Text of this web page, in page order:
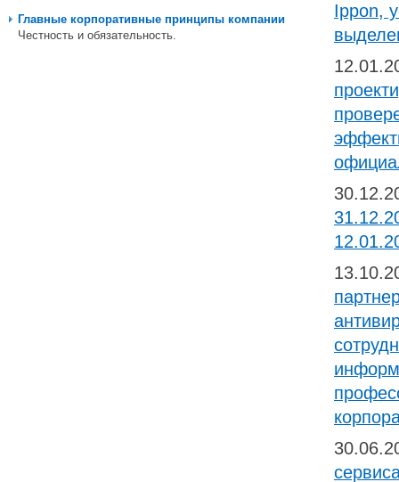
Главные корпоративные принципы компании
Честность и обязательность.
Ippon,